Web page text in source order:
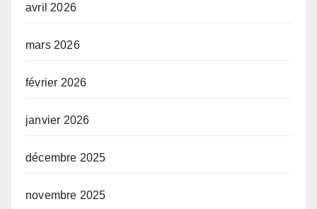
avril 2026
mars 2026
février 2026
janvier 2026
décembre 2025
novembre 2025